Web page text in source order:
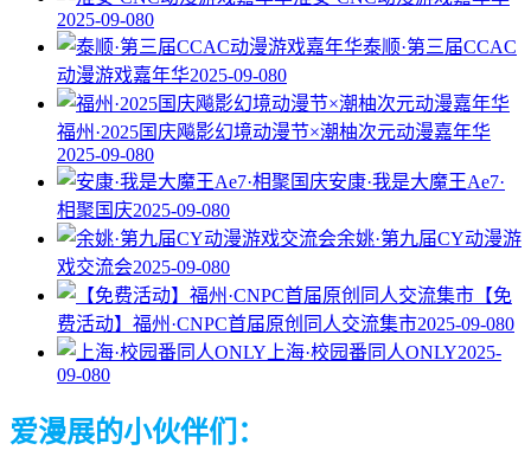
2025-09-080
泰顺·第三届CCAC
动漫游戏嘉年华2025-09-080
福州·2025国庆飚影幻境动漫节×潮柚次元动漫嘉年华
2025-09-080
安康·我是大魔王Ae7·
相聚国庆2025-09-080
余姚·第九届CY动漫游
戏交流会2025-09-080
【免
费活动】福州·CNPC首届原创同人交流集市2025-09-080
上海·校园番同人ONLY2025-
09-080
爱漫展的小伙伴们：